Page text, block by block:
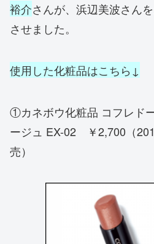
裕介さんが、浜辺美波さん
させました。
使用した化粧品はこちら↓
①カネボウ化粧品 コフレド
ージュ EX-02 ￥2,700（
売）